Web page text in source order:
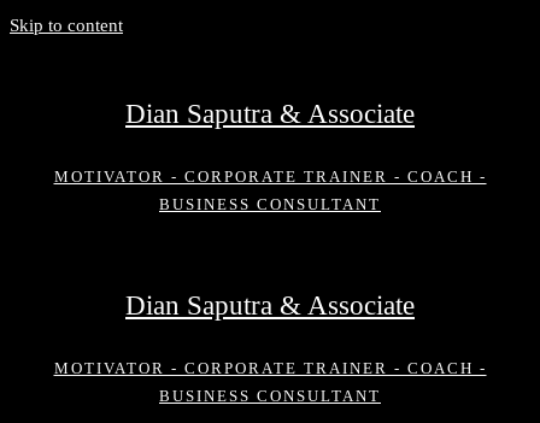
Skip to content
Dian Saputra & Associate
MOTIVATOR - CORPORATE TRAINER - COACH -
BUSINESS CONSULTANT
Dian Saputra & Associate
MOTIVATOR - CORPORATE TRAINER - COACH -
BUSINESS CONSULTANT